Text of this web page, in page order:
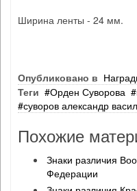
Ширина ленты - 24 мм.
Опубликовано в
Теги
Орден Суворова
суворов александр
Похожие
Знаки различия
Федерации